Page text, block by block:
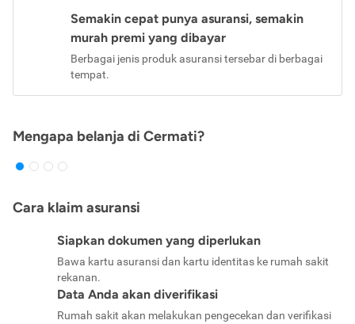
Semakin cepat punya asuransi, semakin
murah premi yang dibayar
Berbagai jenis produk asuransi tersebar di berbagai
tempat.
Mengapa belanja di Cermati?
Cara klaim asuransi
Siapkan dokumen yang diperlukan
Bawa kartu asuransi dan kartu identitas ke rumah sakit
rekanan.
Data Anda akan diverifikasi
Rumah sakit akan melakukan pengecekan dan verifikasi